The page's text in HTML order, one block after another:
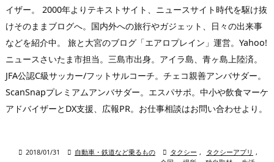
イザー。 2000年よりテキストサイト、ニュースサイト時代を駆け抜
けそのままブログへ。国内外への旅行やガジェット、日々の出来事
などを紹介中。 旅と大宮のブログ「エアロプレイン」運営。Yahoo!
ニュースさいたま市担当。三島市出身。アイラ島、青ヶ島上陸済。
JFA公認C級サッカー/フットサルコーチ。チェコ親善アンバサダー。
ScanSnapプレミアムアンバサダー。エスパサポ。中小や飲食マーケ
アドバイザーとDX支援、広報PR。お仕事相談はお問い合わせより。
 2018/01/31  自動車・鉄道など乗るもの  タクシー , タクシーアプリ ,